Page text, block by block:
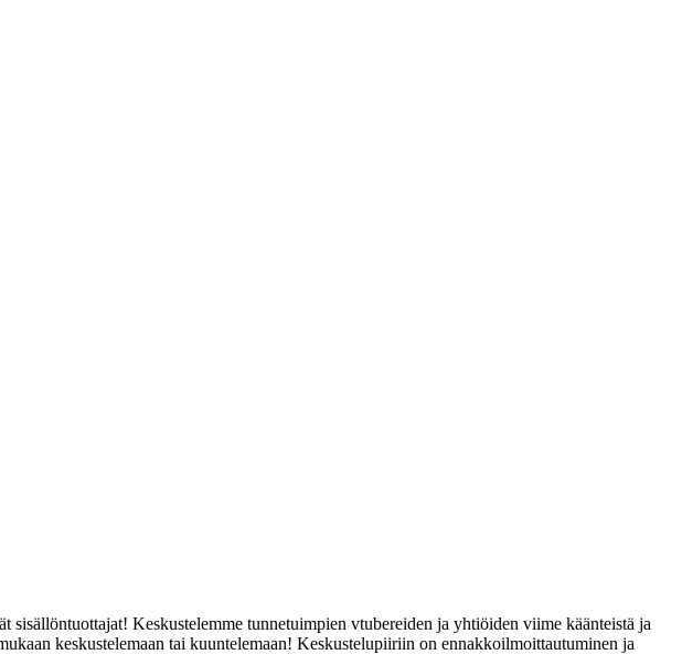
sisällöntuottajat! Keskustelemme tunnetuimpien vtubereiden ja yhtiöiden viime käänteistä ja
keskustelemaan tai kuuntelemaan! Keskustelupiiriin on ennakkoilmoittautuminen ja